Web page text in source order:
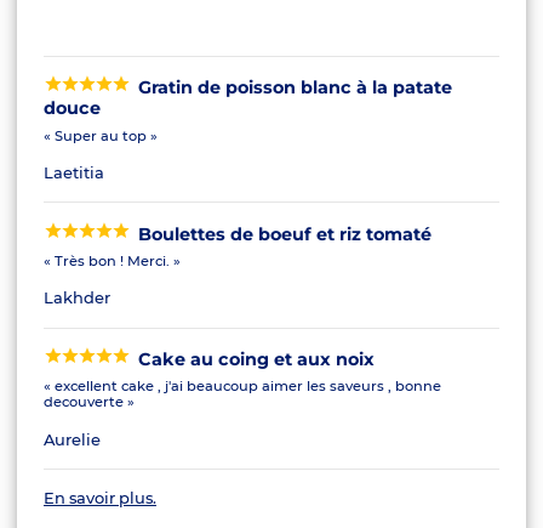
Gratin de poisson blanc à la patate
douce
« Super au top »
Laetitia
Boulettes de boeuf et riz tomaté
« Très bon ! Merci. »
Lakhder
Cake au coing et aux noix
« excellent cake , j'ai beaucoup aimer les saveurs , bonne
decouverte »
Aurelie
En savoir plus.